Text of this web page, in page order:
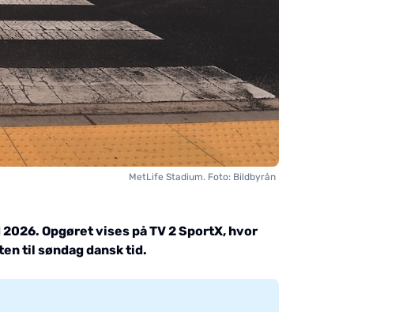
MetLife Stadium. Foto: Bildbyrån
Opgøret vises på TV 2 SportX, hvor
til søndag dansk tid.